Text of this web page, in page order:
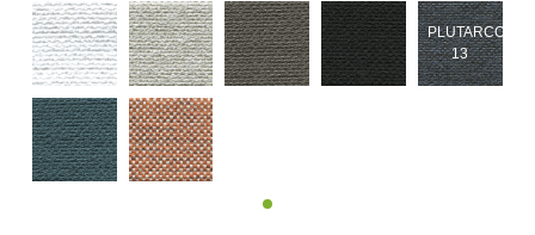
PLUTARCO-
13